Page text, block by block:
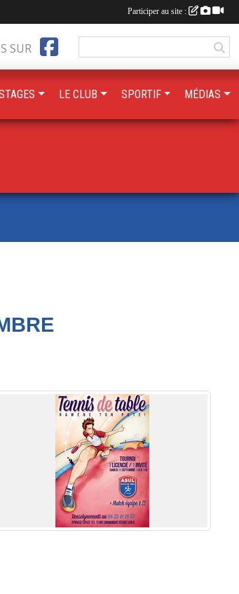
SUR
LE CLUB SPORTIF MÉDIAS
Participer au site :